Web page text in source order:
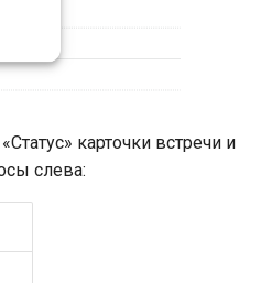
карточки встречи и
слева: